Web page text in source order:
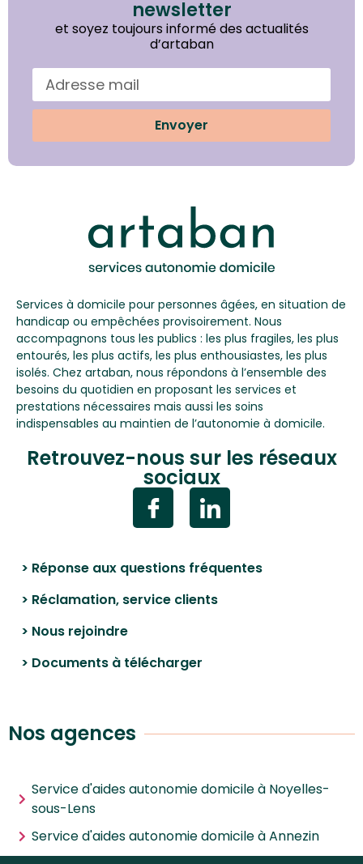
newsletter
et soyez toujours informé des actualités
d’artaban
Envoyer
Services à domicile pour personnes âgées, en situation de
handicap ou empêchées provisoirement. Nous
accompagnons tous les publics : les plus fragiles, les plus
entourés, les plus actifs, les plus enthousiastes, les plus
isolés. Chez artaban, nous répondons à l’ensemble des
besoins du quotidien en proposant les services et
prestations nécessaires mais aussi les soins
indispensables au maintien de l’autonomie à domicile.
Retrouvez-nous sur les réseaux
sociaux
> Réponse aux questions fréquentes
> Réclamation, service clients
> Nous rejoindre
> Documents à télécharger
Nos agences
Service d'aides autonomie domicile à Noyelles-
sous-Lens
Service d'aides autonomie domicile à Annezin